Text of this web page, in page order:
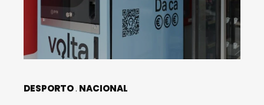
DESPORTO NACIONAL